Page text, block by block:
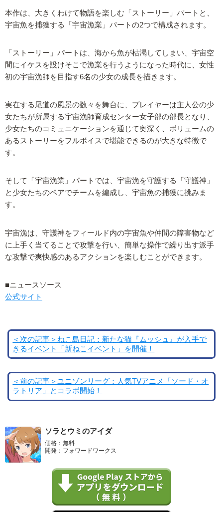
本作は、大きくわけて物語を楽しむ「ストーリー」パートと、
宇宙魚を捕獲する「宇宙漁業」パートの2つで構成されます。
「ストーリー」パートは、海から魚が枯渇してしまい、宇宙空
間にイケスを設けそこで漁業を行うようになった時代に、女性
初の宇宙漁師を目指す6名の少女の成長を描きます。
実在する尾道の風景の数々を舞台に、プレイヤーは主人公の少
女たちが所属する宇宙漁師育成センター女子部の部長となり、
少女たちのコミュニケーションを通じて奥深く、ボリュームの
あるストーリーをフルボイスで堪能できるのが大きな特徴で
す。
そして「宇宙漁業」パートでは、宇宙漁を守護する「守護神」
と少女たちのペアでチームを編成し、宇宙魚の捕獲に挑みま
す。
宇宙漁は、守護神をフィールド内の宇宙魚や仲間の障害物など
に上手く当てることで攻撃を行い、簡単な操作で繰り出す派手
な攻撃で爽快感のあるアクションを楽しむことができます。
■ニュースソース
公式サイト
＜次の記事＞ねこ島日記：新たな猫『ムッシュ』が入手で
きるイベント「新ねこイベント」を開催！
＜前の記事＞ユニゾンリーグ：人気TVアニメ「ソード・オ
ラトリア」とコラボ開始！
ソラとウミのアイダ
価格：無料
開発：フォワードワークス